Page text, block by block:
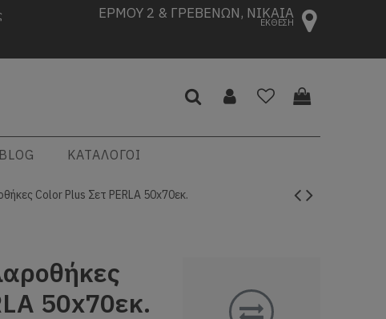
ΕΡΜΟΥ 2 & ΓΡΕΒΕΝΩΝ, ΝΙΚΑΙΑ
ΕΚΘΕΣΗ
BLOG ΚΑΤΑΛΟΓΟΙ
Color Plus Σετ PERLA 50x70εκ.
50x70εκ.